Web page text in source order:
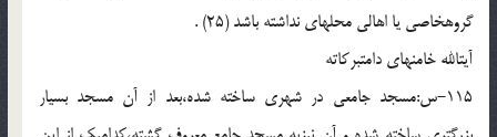
گروه‏خاصى یا اهالى محله‏اى نداشته باشد (25) .
آیت‏الله خامنه‏اى دامت‏برکاته
115-س:مسجد جامعى در شهرى ساخته شده،بعد از آن مسجد بسیار